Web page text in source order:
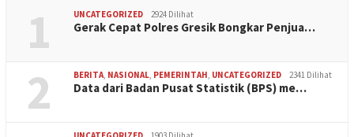
1 UNCATEGORIZED 2924 Dilihat
Gerak Cepat Polres Gresik Bongkar Penjua…
2 BERITA NASIONAL PEMERINTAH UNCATEGORIZED 2341 Dilihat
Data dari Badan Pusat Statistik (BPS) me…